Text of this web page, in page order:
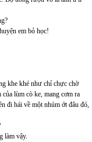
em bỏ học!
khe khé như chỉ chực chờ
lùm cò ke, mang cơm ra
đi hái về một nhúm ớt đâu đó,
làm vậy.